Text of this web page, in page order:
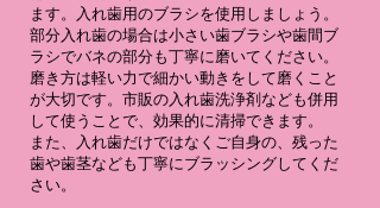
ます。入れ歯用のブラシを使用しましょう。
部分入れ歯の場合は小さい歯ブラシや歯間ブ
ラシでバネの部分も丁寧に磨いてください。
磨き方は軽い力で細かい動きをして磨くこと
が大切です。市販の入れ歯洗浄剤なども併用
して使うことで、効果的に清掃できます。
また、入れ歯だけではなくご自身の、残った
歯や歯茎なども丁寧にブラッシングしてくだ
さい。